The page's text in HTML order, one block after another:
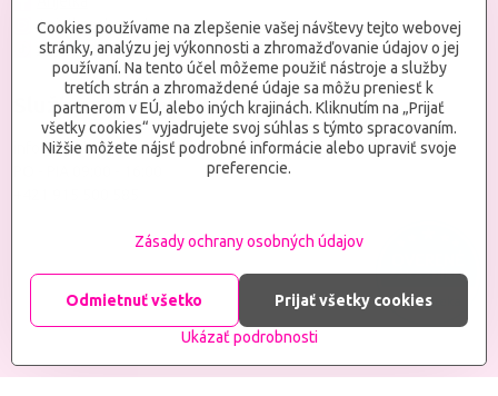
Anjelkaeshopsdusou
Anjelkaeshopsdusou
Služby zákazníkom
info@anjelka.eu
Cookies používame na zlepšenie vašej návštevy tejto webovej
stránky, analýzu jej výkonnosti a zhromažďovanie údajov o jej
používaní. Na tento účel môžeme použiť nástroje a služby
tretích strán a zhromaždené údaje sa môžu preniesť k
partnerom v EÚ, alebo iných krajinách. Kliknutím na „Prijať
všetky cookies“ vyjadrujete svoj súhlas s týmto spracovaním.
Nižšie môžete nájsť podrobné informácie alebo upraviť svoje
preferencie.
Zásady ochrany osobných údajov
Ukázať podrobnosti
Prijať všetky cookies
Odmietnuť všetko